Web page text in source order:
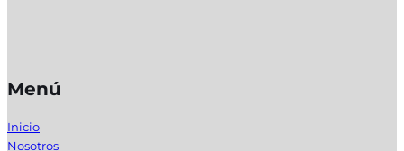
Menú
Inicio
Nosotros